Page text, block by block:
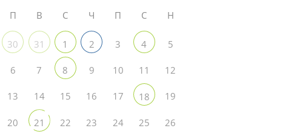
П В С Ч П С Н
30 31 1 2 3 4 5
6 7 8 9 10 11 12
13 14 15 16 17 18 19
20 21 22 23 24 25 26